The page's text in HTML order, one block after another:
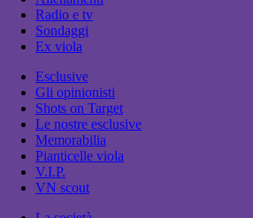
Radio e tv
Sondaggi
Ex viola
Esclusive
Gli opinionisti
Shots on Target
Le nostre esclusive
Memorabilia
Pianticelle viola
V.I.P.
VN scout